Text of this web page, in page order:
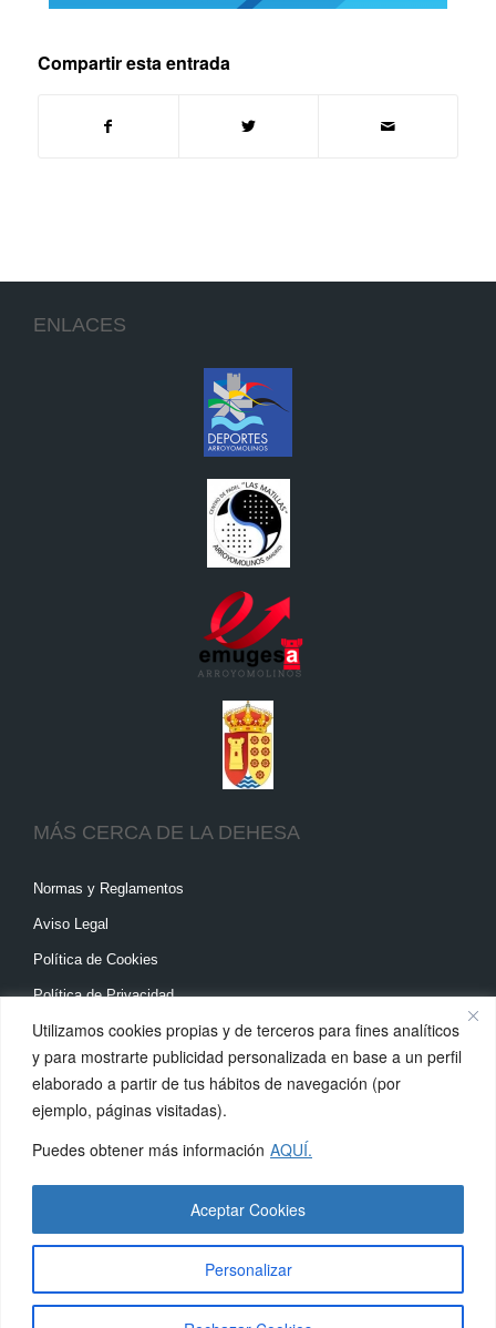
Utilizamos cookies propias y de terceros para fines analíticos
y para mostrarte publicidad personalizada en base a un perfil
elaborado a partir de tus hábitos de navegación (por
ejemplo, páginas visitadas).
Puedes obtener más información AQUÍ.
Personalizar
Aceptar Cookies
Compartir esta entrada
ENLACES
MÁS CERCA DE LA DEHESA
Normas y Reglamentos
Aviso Legal
Política de Cookies
Política de Privacidad
DÓNDE ENCONTRARNOS
Calle Madrid, 31
Madrid